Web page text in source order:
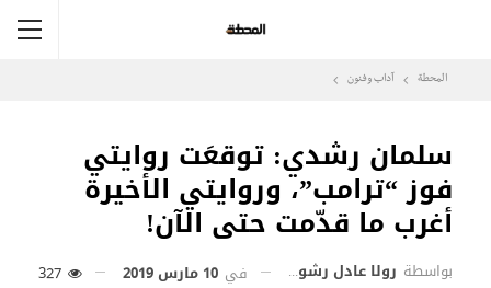
المحطة آداب وفنون
سلمان رشدي: توقعَت روايتي
فوز “ترامب”، وروايتي الأخيرة
أغرب ما قدّمت حتى الآن!
بواسطة رولا عادل رشوان في 10 مارس 2019